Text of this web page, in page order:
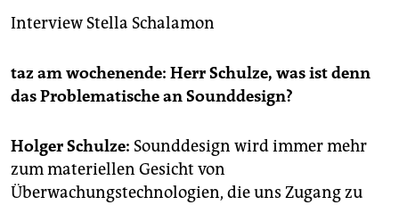
verlag
shop
fragen & hilfe
Interview Stella Schalamon
taz am wochenende: Herr Schulze, was ist denn
das Problematische an Sounddesign?
Holger Schulze: Sounddesign wird immer mehr
zum materiellen Gesicht von
Überwachungstechnologien, die uns Zugang zu